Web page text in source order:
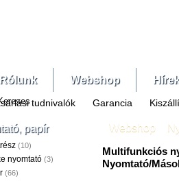
Rólunk Webshop
tudnivalók Garancia
papír
(10)
nyomtató (3)
(66)
Webshop
Multifunkciós
Nyomtató/